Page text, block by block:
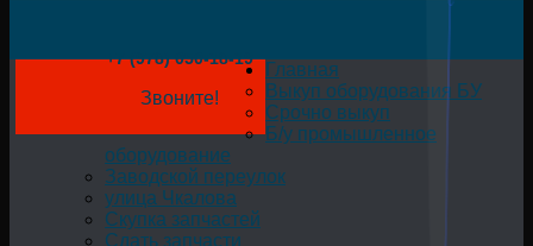
+7 (978) 050-18-19
Звоните!
Главная
Выкуп оборудования БУ
Срочно выкуп
Б/у промышленное
оборудование
Заводской переулок
улица Чкалова
Скупка запчастей
Сдать запчасти